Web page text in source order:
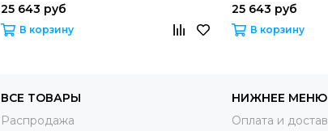
25 643 руб
В корзину
25 643 руб
В корзину
ВСЕ ТОВАРЫ
Распродажа
НИЖНЕЕ МЕНЮ
Оплата и